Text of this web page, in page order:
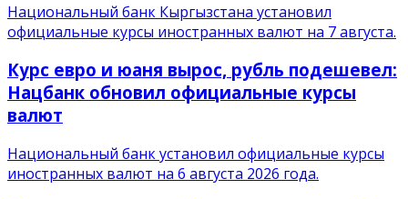
Национальный банк Кыргызстана установил
официальные курсы иностранных валют на 7 августа.
Курс евро и юаня вырос, рубль подешевел:
Нацбанк обновил официальные курсы
валют
Национальный банк установил официальные курсы
иностранных валют на 6 августа 2026 года.